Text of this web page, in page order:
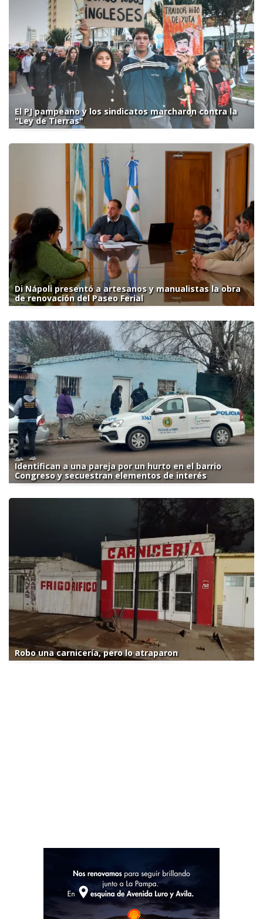
El PJ pampeano y los sindicatos marcharon contra la
"Ley de Tierras"
Di Nápoli presentó a artesanos y manualistas la obra
de renovación del Paseo Ferial
Identifican a una pareja por un hurto en el barrio
Congreso y secuestran elementos de interés
Robo una carnicería, pero lo atraparon